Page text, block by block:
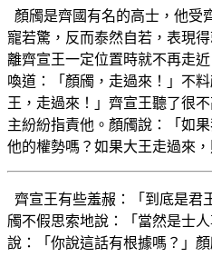
顏斶是齊國有名的高士，他受
寵若驚，反而泰然自若，表現
離齊宣王一定位置時就不再走
喚道：「顏斶，走過來！」不
王，走過來！」齊宣王聽了很
主紛紛指責他。顏斶說：「如
他的權勢嗎？如果大王走過來
齊宣王有些羞赧：「到底是君
斶不假思索地說：「當然是士
說：「你說這話有根據嗎？」